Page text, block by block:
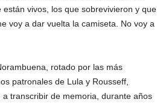
vivos, los que sobrevivieron y que
voy a dar vuelta la camiseta. No voy a
rotado por las más
patronales de Lula y Rousseff,
transcribir de memoria, durante años